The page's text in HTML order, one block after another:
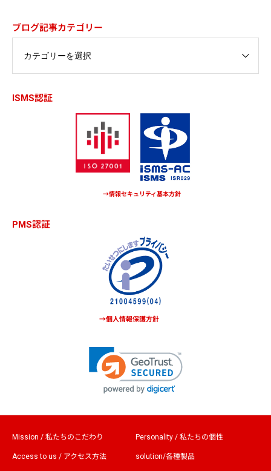
ブログ記事カテゴリー
ISMS認証
→情報セキュリティ基本方針
PMS認証
→個人情報保護方針
Mission / 私たちのこだわり Personality / 私たちの個性
Access to us / アクセス方法 solution/各種製品